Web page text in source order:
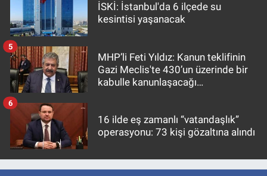
İSKİ: İstanbul'da 6 ilçede su
kesintisi yaşanacak
MHP’li Feti Yıldız: Kanun teklifinin
Gazi Meclis'te 430’un üzerinde bir
kabulle kanunlaşacağı
5
16 ilde eş zamanlı “vatandaşlık”
operasyonu: 73 kişi gözaltına alındı
6